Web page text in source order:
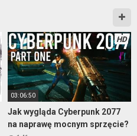
HD
03:06:50
Jak wygląda Cyberpunk 2077
na naprawę mocnym sprzęcie?